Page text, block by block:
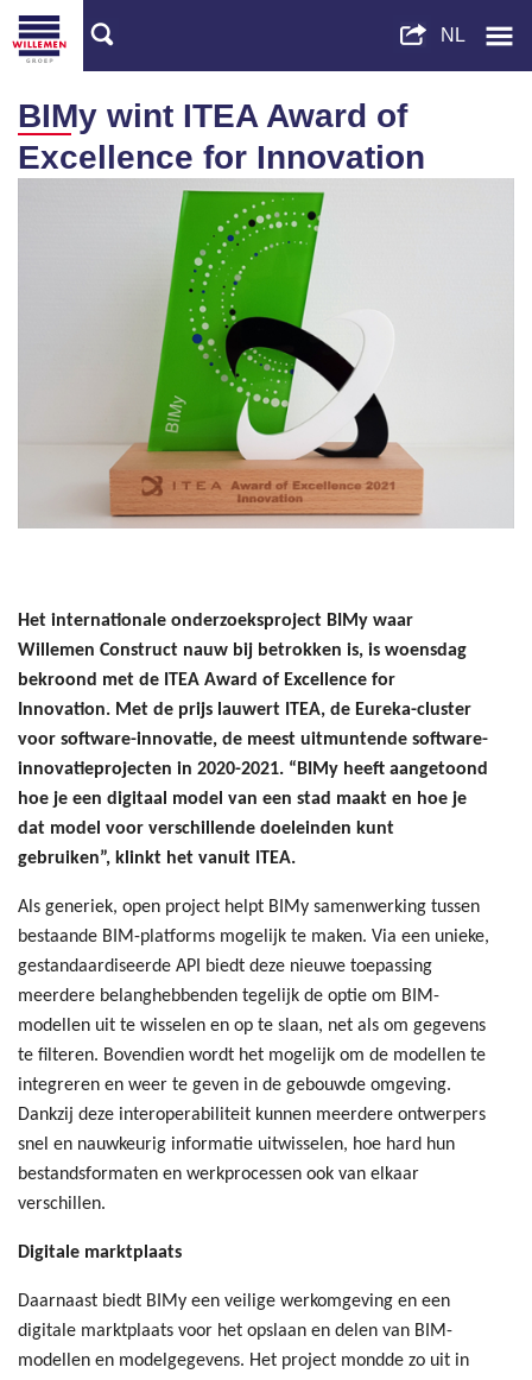
BIMy wint ITEA Award of
Excellence for Innovation
Het internationale onderzoeksproject BIMy waar
Willemen Construct nauw bij betrokken is, is woensdag
bekroond met de ITEA Award of Excellence for
Innovation. Met de prijs lauwert ITEA, de Eureka-cluster
voor software-innovatie, de meest uitmuntende software-
innovatieprojecten in 2020-2021. “BIMy heeft aangetoond
hoe je een digitaal model van een stad maakt en hoe je
dat model voor verschillende doeleinden kunt
gebruiken”, klinkt het vanuit ITEA.
Als generiek, open project helpt BIMy samenwerking tussen
bestaande BIM-platforms mogelijk te maken. Via een unieke,
gestandaardiseerde API biedt deze nieuwe toepassing
meerdere belanghebbenden tegelijk de optie om BIM-
modellen uit te wisselen en op te slaan, net als om gegevens
te filteren. Bovendien wordt het mogelijk om de modellen te
integreren en weer te geven in de gebouwde omgeving.
Dankzij deze interoperabiliteit kunnen meerdere ontwerpers
snel en nauwkeurig informatie uitwisselen, hoe hard hun
bestandsformaten en werkprocessen ook van elkaar
verschillen.
Digitale marktplaats
Daarnaast biedt BIMy een veilige werkomgeving en een
digitale marktplaats voor het opslaan en delen van BIM-
modellen en modelgegevens. Het project mondde zo uit in